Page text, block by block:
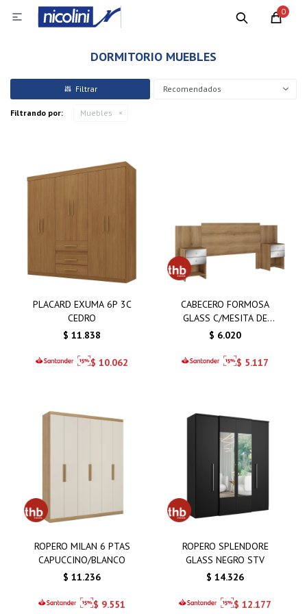
0

DORMITORIO MUEBLES
Recomendados
Filtrando por: Muebles
PLACARD EXUMA 6P 3C
CEDRO
$ 11.838
$ 10.062
CABECERO FORMOSA
GLASS C/MESITA DE
NOCHE
$ 6.020
$ 5.117
ROPERO MILAN 6 PTAS
CAPUCCINO/BLANCO
$ 11.236
$ 9.551
ROPERO SPLENDORE
GLASS NEGRO STV
$ 14.326
$ 12.177